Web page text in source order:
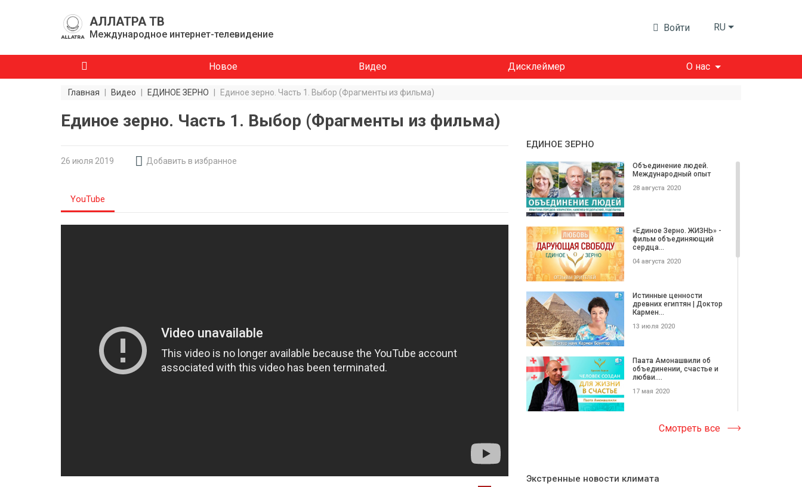
АЛЛАТРА ТВ
Международное интернет-телевидение
Войти RU
Новое Видео Дисклеймер О нас
Главная Видео ЕДИНОЕ ЗЕРНО Единое зерно. Часть 1. Выбор (Фрагменты из фильма)
Единое зерно. Часть 1. Выбор (Фрагменты из фильма)
26 июля 2019 Добавить в избранное
YouTube
ЕДИНОЕ ЗЕРНО
Объединение людей.
Международный опыт
28 августа 2020
«Единое Зерно. ЖИЗНЬ» -
фильм объединяющий
сердца...
04 августа 2020
Истинные ценности
древних египтян | Доктор
Кармен...
13 июля 2020
Паата Амонашвили об
объединении, счастье и
любви....
17 мая 2020
Дизайнер Руслана
Верлос. Одежда со
Смотреть все
Экстренные новости климата